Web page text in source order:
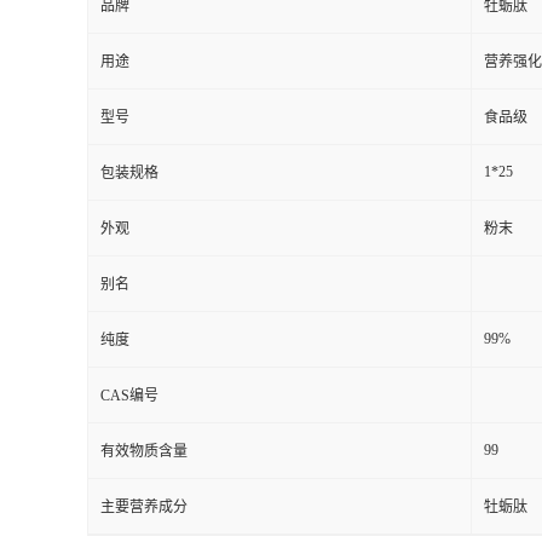
品牌 牡蛎肽
用途 营养强
型号 食品级
包装规格 1*25
外观 粉末
别名
纯度 99%
CAS编号
有效物质含量 99
主要营养成分 牡蛎肽